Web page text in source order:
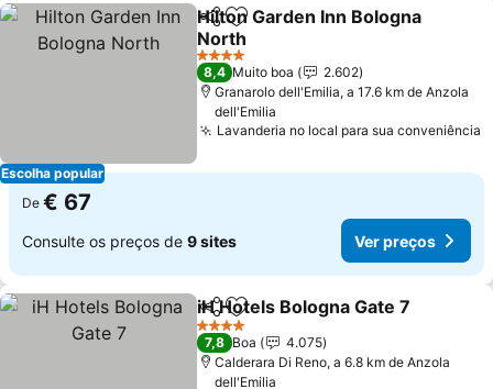
Escolha popular
PartilharAdicionar aos favoritos
Hilton Garden Inn Bologna
North
4 Estrelas
8,4 Muito boa
2.602
Granarolo dell'Emilia, a 17.6 km de Anzola
dell'Emilia
Lavanderia no local para sua conveniência
De € 67
Consulte os preços de 9 sites Ver preços
PartilharAdicionar aos favoritos
iH Hotels Bologna Gate 7
4 Estrelas
7,8 Boa
4.075
Calderara Di Reno, a 6.8 km de Anzola
dell'Emilia